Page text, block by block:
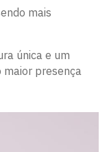
mais
única e um
presença